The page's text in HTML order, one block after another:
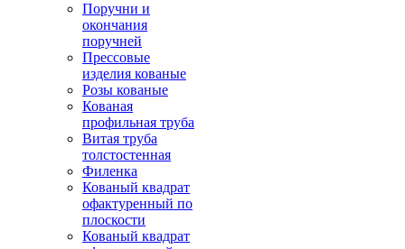
Поручни и
окончания
поручней
Прессовые
изделия кованые
Розы кованые
Кованая
профильная труба
Витая труба
толстостенная
Филенка
Кованый квадрат
офактуренный по
плоскости
Кованый квадрат